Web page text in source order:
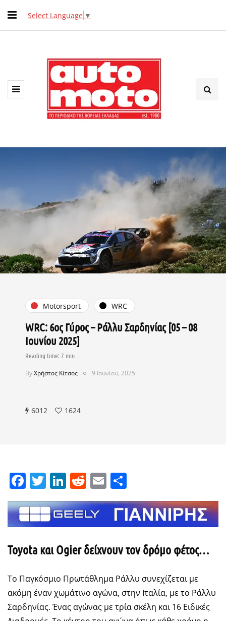
Select Language ▼
Motorsport WRC
WRC: 6ος Γύρος – Ράλλυ Σαρδηνίας [05 – 08
Ιουνίου 2025]
ByΧρήστος Κίτσος 9 Ιουνίου, 2025
6012 1624
Facebook
Twitter
LinkedIn
Reddit
Email
Toyota και Ogier δείχνουν τον δρόμο φέτος…
Το Παγκόσμιο Πρωτάθλημα Ράλλυ συνεχίζεται με
ακόμη έναν χωμάτινο αγώνα, στην Ιταλία, με το Ράλλυ
Σαρδηνίας. Ένας αγώνας με τρία σκέλη και 16 Ειδικές